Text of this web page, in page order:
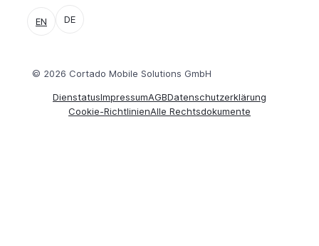
EN DE
© 2026 Cortado Mobile Solutions GmbH
DienstatusImpressumAGBDatenschutzerklärung
Cookie-RichtlinienAlle Rechtsdokumente